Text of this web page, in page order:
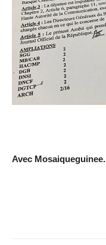
Avec Mosaiqueguinee.